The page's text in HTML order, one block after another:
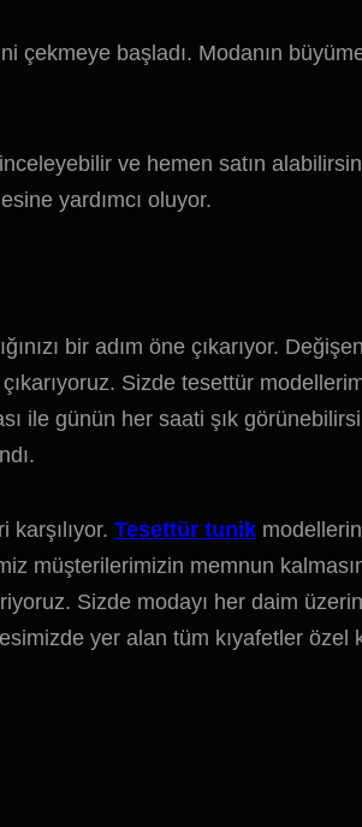
çekmeye başladı. Modanın
ve hemen satın
yardımcı oluyor.
bir adım öne çıkarıyor.
Sizde tesettür
ile günün her saati şık
Tesettür tunik
müşterilerimizin memnun
Sizde modayı her daim
yer alan tüm kıyafetler özel